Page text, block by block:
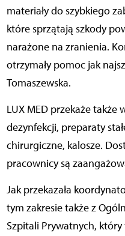
materiały do szybkiego
które sprzątają szkody
narażone na zranienia.
otrzymały pomoc jak
Tomaszewska.
LUX MED przekaże także
dezynfekcji, preparaty
chirurgiczne, kalosze.
pracownicy są
Jak przekazała
tym zakresie także z
Szpitali Prywatnych,